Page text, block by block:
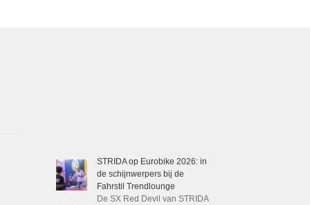
STRIDA op Eurobike 2026: in
de schijnwerpers bij de
Fahrstil Trendlounge
De SX Red Devil van STRIDA